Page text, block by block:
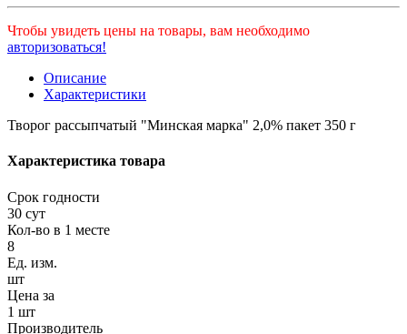
Чтобы увидеть цены на товары, вам необходимо
авторизоваться!
Описание
Характеристики
Творог рассыпчатый "Минская марка" 2,0% пакет 350 г
Характеристика товара
Срок годности
30 сут
Кол-во в 1 месте
8
Ед. изм.
шт
Цена за
1 шт
Производитель